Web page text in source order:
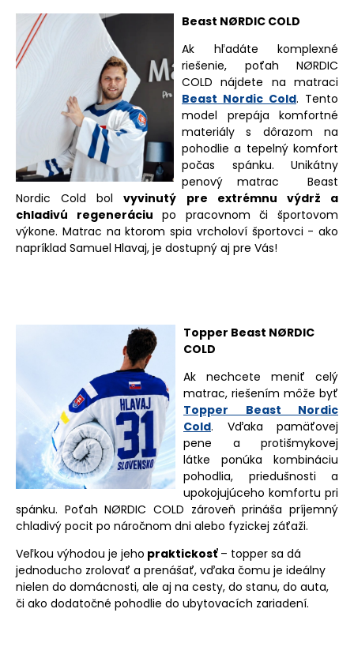
Beast NØRDIC COLD
Ak hľadáte komplexné
riešenie, poťah NØRDIC
COLD nájdete na matraci
Beast Nordic Cold. Tento
model prepája komfortné
materiály s dôrazom na
pohodlie a tepelný komfort
počas spánku. Unikátny
penový matrac Beast
Nordic Cold bolvyvinutý pre extrémnu výdrž a
chladivú regeneráciu po pracovnom či športovom
výkone. Matrac na ktorom spia vrcholoví športovci - ako
napríklad Samuel Hlavaj, je dostupný aj pre Vás!
Topper Beast NØRDIC
COLD
Ak nechcete meniť celý
matrac, riešením môže byť
Topper Beast Nordic
Cold. Vďaka pamäťovej
pene a protišmykovej
látke ponúka kombináciu
pohodlia, priedušnosti a
upokojujúceho komfortu pri
spánku. PoťahNØRDIC COLD zároveň prináša príjemný
chladivý pocit po náročnom dni alebo fyzickej záťaži.
Veľkou výhodou je jeho praktickosť– topper sa dá
jednoducho zrolovať a prenášať, vďaka čomu je ideálny
nielen do domácnosti, ale aj na cesty, do stanu, do auta,
či ako dodatočné pohodlie do ubytovacích zariadení.